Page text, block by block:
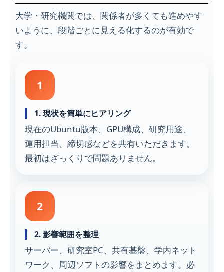
大学・研究機関では、関係者が多くても進めやす
いように、段階ごとに見える化するのが有効で
す。
1. 現状を簡単にヒアリング
現在のUbuntu版本、GPU構成、研究用途、
運用担当、締切感などを共有いただきます。
最初はざっくりで問題ありません。
2. 影響範囲を整理
サーバー、研究室PC、共有基盤、学内ネット
ワーク、周辺ソフトの影響をまとめます。必